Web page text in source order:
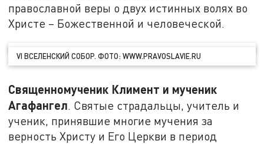
православной веры о двух истинных волях во
Христе – Божественной и человеческой.
VI ВСЕЛЕНСКИЙ СОБОР. ФОТО: WWW.PRAVOSLAVIE.RU
Священномученик Климент и мученик
Агафангел. Святые страдальцы, учитель и
ученик, принявшие многие мучения за
верность Христу и Его Церкви в период